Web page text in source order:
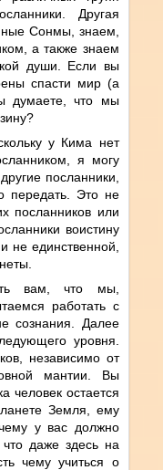
Другая
Сонмы, знаем,
а также знаем
души. Если вы
спасти мир (а
думаете, что мы
у Кима нет
я могу
посланники,
передать. Это не
посланников или
воистину
не единственной,
вам, что мы,
работать с
сознания. Далее
уровня.
независимо от
мантии. Вы
человек остается
Земля, ему
у вас должно
даже здесь на
чему учиться о